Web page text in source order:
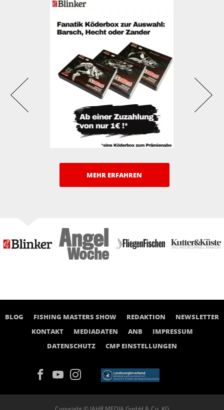
MEHR ERFAHREN
BLOG FISHING MASTERS SHOW REDAKTION
NEWSLETTER
KONTAKT
MEDIADATEN ANB
IMPRESSUM
DATENSCHUTZ
CMP EINSTELLUNGEN